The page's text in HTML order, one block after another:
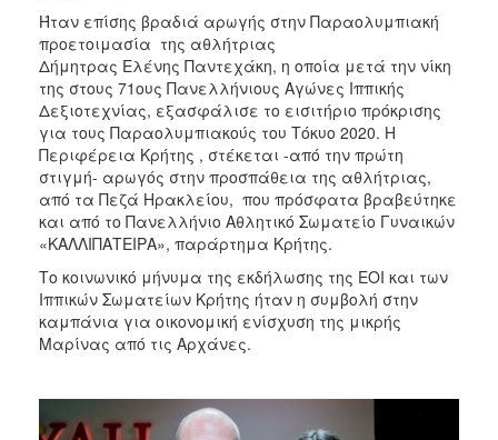
Ήταν επίσης βραδιά αρωγής στην Παραολυμπιακή
προετοιμασία της αθλήτριας
Δήμητρας Ελένης Παντεχάκη, η οποία μετά την νίκη
της στους 71ους Πανελλήνιους Αγώνες Ιππικής
Δεξιοτεχνίας, εξασφάλισε το εισιτήριο πρόκρισης
για τους Παραολυμπιακούς του Τόκυο 2020. Η
Περιφέρεια Κρήτης , στέκεται -από την πρώτη
στιγμή- αρωγός στην προσπάθεια της αθλήτριας,
από τα Πεζά Ηρακλείου, που πρόσφατα βραβεύτηκε
και από το Πανελλήνιο Αθλητικό Σωματείο Γυναικών
«ΚΑΛΛΙΠΑΤΕΙΡΑ», παράρτημα Κρήτης.
Το κοινωνικό μήνυμα της εκδήλωσης της ΕΟΙ και των
Ιππικών Σωματείων Κρήτης ήταν η συμβολή στην
καμπάνια για οικονομική ενίσχυση της μικρής
Μαρίνας από τις Αρχάνες.